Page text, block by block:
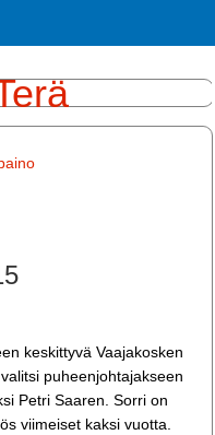
keskittyvä Vaajakosken
puheenjohtajakseen
Petri Saaren. Sorri on
viimeiset kaksi vuotta.